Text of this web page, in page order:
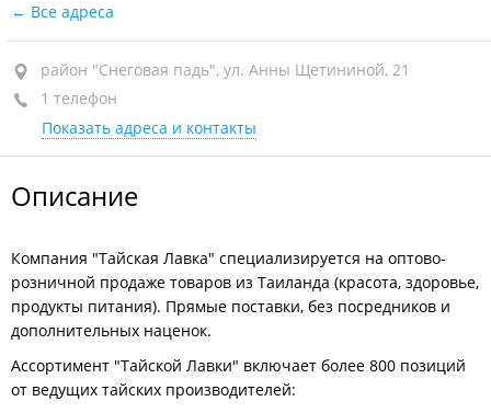
Все адреса
район "Снеговая падь", ул. Анны Щетининой, 21
1 телефон
Показать адреса и контакты
Описание
Компания "Тайская Лавка" специализируется на оптово-
розничной продаже товаров из Таиланда (красота, здоровье,
продукты питания). Прямые поставки, без посредников и
дополнительных наценок.
Ассортимент "Тайской Лавки" включает более 800 позиций
от ведущих тайских производителей: